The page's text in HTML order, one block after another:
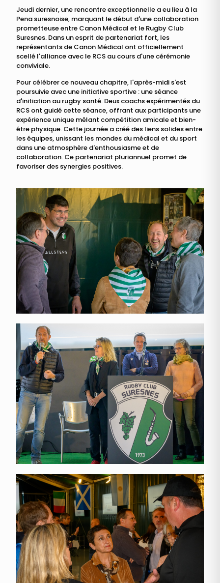
Jeudi dernier, une rencontre exceptionnelle a eu lieu à la
Pena suresnoise, marquant le début d'une collaboration
prometteuse entre Canon Médical et le Rugby Club
Suresnes. Dans un esprit de partenariat fort, les
représentants de Canon Médical ont officiellement
scellé l'alliance avec le RCS au cours d'une cérémonie
conviviale.
Pour célébrer ce nouveau chapitre, l'après-midi s'est
poursuivie avec une initiative sportive : une séance
d'initiation au rugby santé. Deux coachs expérimentés du
RCS ont guidé cette séance, offrant aux participants une
expérience unique mêlant compétition amicale et bien-
être physique. Cette journée a créé des liens solides entre
les équipes, unissant les mondes du médical et du sport
dans une atmosphère d'enthousiasme et de
collaboration. Ce partenariat pluriannuel promet de
favoriser des synergies positives.